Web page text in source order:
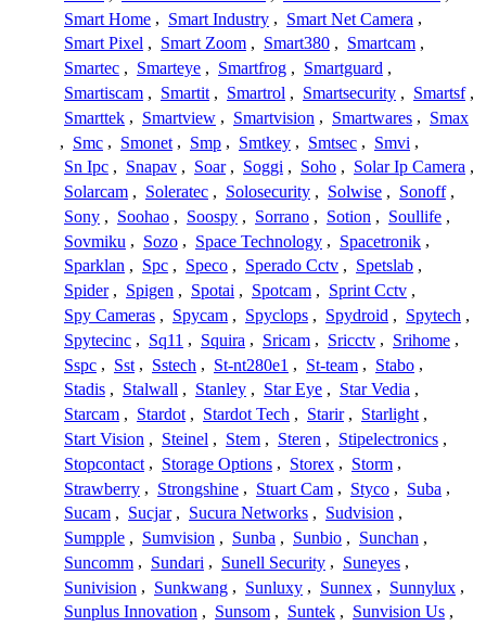
Smart Home , Smart Industry , Smart Net Camera ,
Smart Pixel , Smart Zoom , Smart380 , Smartcam ,
Smartec , Smarteye , Smartfrog , Smartguard ,
Smartiscam , Smartit , Smartrol , Smartsecurity , Smartsf ,
Smarttek , Smartview , Smartvision , Smartwares , Smax
, Smc , Smonet , Smp , Smtkey , Smtsec , Smvi ,
Sn Ipc , Snapav , Soar , Soggi , Soho , Solar Ip Camera ,
Solarcam , Soleratec , Solosecurity , Solwise , Sonoff ,
Sony , Soohao , Soospy , Sorrano , Sotion , Soullife ,
Sovmiku , Sozo , Space Technology , Spacetronik ,
Sparklan , Spc , Speco , Sperado Cctv , Spetslab ,
Spider , Spigen , Spotai , Spotcam , Sprint Cctv ,
Spy Cameras , Spycam , Spyclops , Spydroid , Spytech ,
Spytecinc , Sq11 , Squira , Sricam , Sricctv , Srihome ,
Sspc , Sst , Sstech , St-nt280e1 , St-team , Stabo ,
Stadis , Stalwall , Stanley , Star Eye , Star Vedia ,
Starcam , Stardot , Stardot Tech , Starir , Starlight ,
Start Vision , Steinel , Stem , Steren , Stipelectronics ,
Stopcontact , Storage Options , Storex , Storm ,
Strawberry , Strongshine , Stuart Cam , Styco , Suba ,
Sucam , Sucjar , Sucura Networks , Sudvision ,
Sumpple , Sumvision , Sunba , Sunbio , Sunchan ,
Suncomm , Sundari , Sunell Security , Suneyes ,
Sunivision , Sunkwang , Sunluxy , Sunnex , Sunnylux ,
Sunplus Innovation , Sunsom , Suntek , Sunvision Us ,